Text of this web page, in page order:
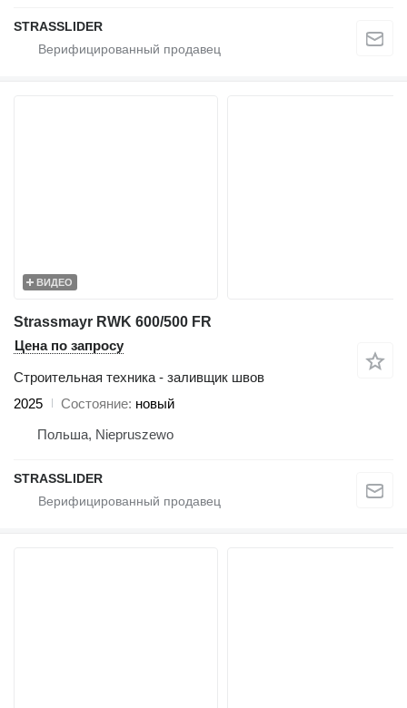
STRASSLIDER
ВИДЕО
Strassmayr RWK 600/500 FR
Цена по запросу
Строительная техника - заливщик швов
2025
Состояние новый
Польша, Niepruszewo
STRASSLIDER